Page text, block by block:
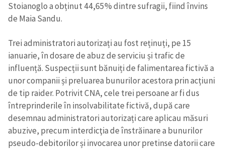
Stoianoglo a obținut 44,65% dintre sufragii, fiind învins
de Maia Sandu.
Trei administratori autorizați au fost reținuți, pe 15
ianuarie, în dosare de abuz de serviciu și trafic de
influență. Suspecții sunt bănuiți de falimentarea fictivă a
unor companii și preluarea bunurilor acestora prin acțiuni
de tip raider. Potrivit CNA, cele trei persoane ar fi dus
întreprinderile în insolvabilitate fictivă, după care
desemnau administratori autorizați care aplicau măsuri
abuzive, precum interdicţia de înstrăinare a bunurilor
pseudo-debitorilor și invocarea unor pretinse datorii care